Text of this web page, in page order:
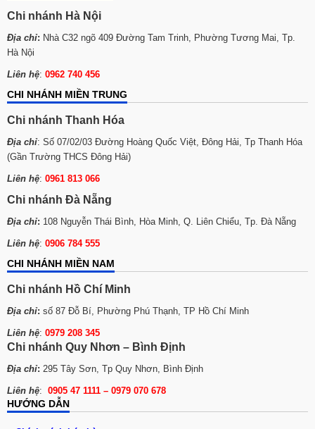
Chi nhánh Hà Nội
Địa chỉ: Nhà C32 ngõ 409 Đường Tam Trinh, Phường Tương Mai, Tp.
Hà Nội
Liên hệ: 0962 740 456
CHI NHÁNH MIỀN TRUNG
Chi nhánh Thanh Hóa
Địa chỉ: Số 07/02/03 Đường Hoàng Quốc Việt, Đông Hải, Tp Thanh Hóa
(Gần Trường THCS Đông Hải)
Liên hệ: 0961 813 066
Chi nhánh Đà Nẵng
Địa chỉ: 108 Nguyễn Thái Bình, Hòa Minh, Q. Liên Chiểu, Tp. Đà Nẵng
Liên hệ: 0906 784 555
CHI NHÁNH MIỀN NAM
Chi nhánh Hồ Chí Minh
Địa chỉ: số 87 Đỗ Bí, Phường Phú Thạnh, TP Hồ Chí Minh
Liên hệ: 0979 208 345
Chi nhánh Quy Nhơn – Bình Định
Địa chỉ: 295 Tây Sơn, Tp Quy Nhơn, Bình Định
Liên hệ: 0905 47 1111 – 0979 070 678
HƯỚNG DẪN